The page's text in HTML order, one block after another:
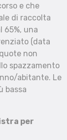
e che
di raccolta
65%, una
(data
non
spazzamento
abitante. Le
bassa
per